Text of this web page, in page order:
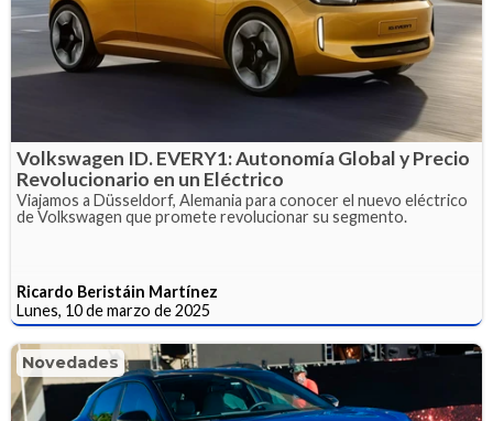
Volkswagen ID. EVERY1: Autonomía Global y Precio
Revolucionario en un Eléctrico
Viajamos a Düsseldorf, Alemania para conocer el nuevo eléctrico
de Volkswagen que promete revolucionar su segmento.
Ricardo Beristáin Martínez
Lunes, 10 de marzo de 2025
Novedades